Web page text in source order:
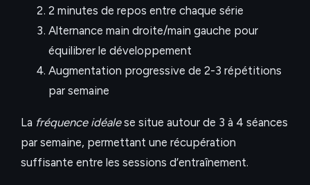
2 minutes de repos entre chaque série
Alternance main droite/main gauche pour
équilibrer le développement
Augmentation progressive de 2-3 répétitions
par semaine
La fréquence idéalese situe autour de 3 à 4 séances
par semaine, permettant une récupération
suffisante entre les sessions d’entraînement.